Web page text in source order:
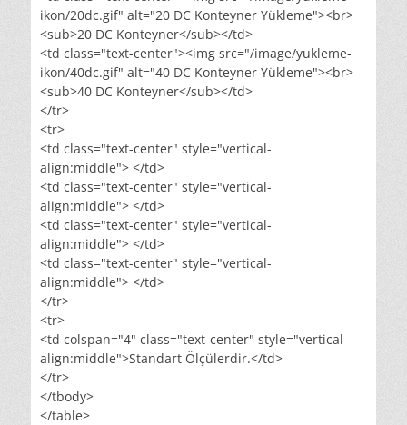
ikon/20dc.gif" alt="20 DC Konteyner Yükleme"><br>
<sub>20 DC Konteyner</sub></td>
<td class="text-center"><img src="/image/yukleme-
ikon/40dc.gif" alt="40 DC Konteyner Yükleme"><br>
<sub>40 DC Konteyner</sub></td>
</tr>
<tr>
<td class="text-center" style="vertical-
align:middle"> </td>
<td class="text-center" style="vertical-
align:middle"> </td>
<td class="text-center" style="vertical-
align:middle"> </td>
<td class="text-center" style="vertical-
align:middle"> </td>
</tr>
<tr>
<td colspan="4" class="text-center" style="vertical-
align:middle">Standart Ölçülerdir.</td>
</tr>
</tbody>
</table>